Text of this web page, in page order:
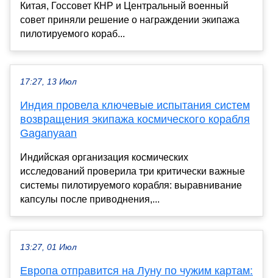
Китая, Госсовет КНР и Центральный военный
совет приняли решение о награждении экипажа
пилотируемого кораб...
17:27, 13 Июл
Индия провела ключевые испытания систем
возвращения экипажа космического корабля
Gaganyaan
Индийская организация космических
исследований проверила три критически важные
системы пилотируемого корабля: выравнивание
капсулы после приводнения,...
13:27, 01 Июл
Европа отправится на Луну по чужим картам: